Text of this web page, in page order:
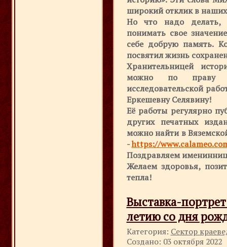
широкий отклик в
Но что надо делать,
понимать свое
себе добрую память.
посвятил жизнь
Хранительницей
можно по праву
исследовательской
Еркешевну Селявину!
Её работы регулярно
других печатных
можно найти в
-https://
Поздравляем
Желаем здоровья,
тепла!
Выставка-
летию со дня
Категория: Сектор
Создано: 03 октября 2022